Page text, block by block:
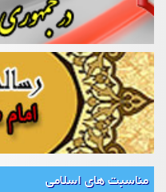
مناسبت های اسلامی